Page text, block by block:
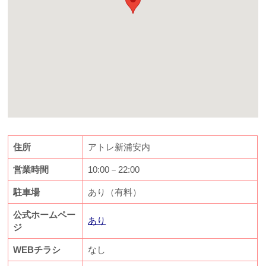
住所 アトレ新浦安内
営業時間 10:00－22:00
駐車場 あり（有料）
公式ホームペー
ジ
あり
WEBチラシ なし